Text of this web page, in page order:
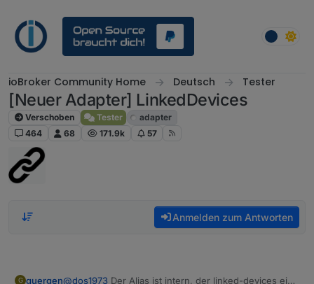
ioBroker Community Home Deutsch Tester
[Neuer Adapter] LinkedDevices
Verschoben Tester
adapter
464
68 171.9k 57
Anmelden zum Antworten
G guergen@dos1973 Der Alias ist intern, der linked-devices ein